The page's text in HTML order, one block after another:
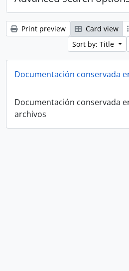
Print preview Card view
Sort by: Title
Documentación conservada
Documentación conservada
archivos